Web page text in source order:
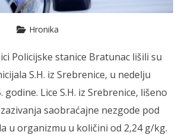
Hronika
Policijske stanice Bratunac lišili su
S.H. iz Srebrenice, u nedelju
Lice S.H. iz Srebrenice, lišeno
saobraćajne nezgode pod
u organizmu u količini od 2,24 g/kg.